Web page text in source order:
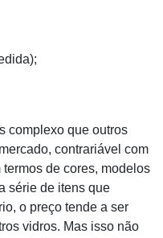
complexo que outros
contrariável com
de cores, modelos
série de itens que
o preço tende a ser
vidros. Mas isso não